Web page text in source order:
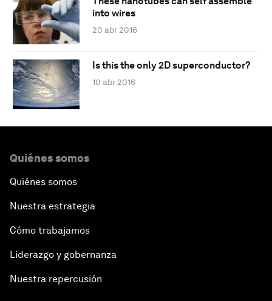
into wires
20 abr 2016
Is this the only 2D superconductor?
10 abr 2016
Quiénes somos
Quiénes somos
Nuestra estrategia
Cómo trabajamos
Liderazgo y gobernanza
Nuestra repercusión